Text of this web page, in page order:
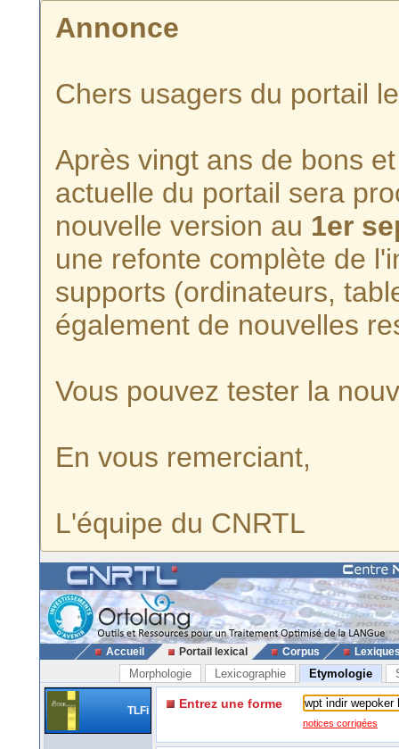
Annonce
Chers usagers du portail
Après vingt ans de bons
actuelle du portail sera
nouvelle version au 1er
une refonte complète de
supports (ordinateurs,
également de nouvelles
Vous pouvez tester la
En vous remerciant,
L'équipe du CNRTL
Accueil Portail lexical Corpus
Morphologie Lexicographie Etymologie
TLFi Entrez une forme
notices corrigées